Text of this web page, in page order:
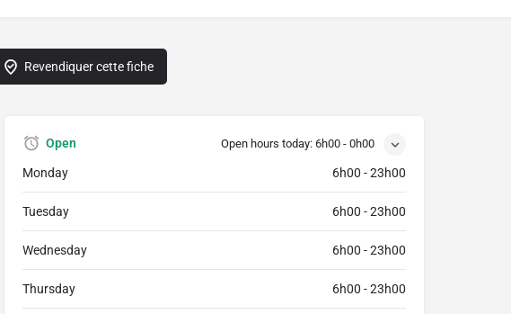
Revendiquer cette fiche
Open Open hours today: 6h00 - 0h00
Monday 6h00 - 23h00
Tuesday 6h00 - 23h00
Wednesday 6h00 - 23h00
Thursday 6h00 - 23h00